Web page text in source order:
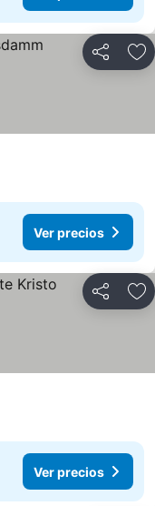
Compartir
Ver precios
Compartir
Ver precios